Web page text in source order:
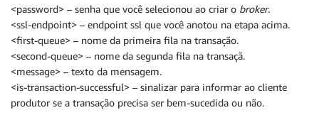
<password> – senha que você selecionou ao criar o broker.
<ssl-endpoint> – endpoint ssl que você anotou na etapa acima.
<first-queue> – nome da primeira fila na transação.
<second-queue> – nome da segunda fila na transaçã.
<message> – texto da mensagem.
<is-transaction-successful> – sinalizar para informar ao cliente
produtor se a transação precisa ser bem-sucedida ou não.